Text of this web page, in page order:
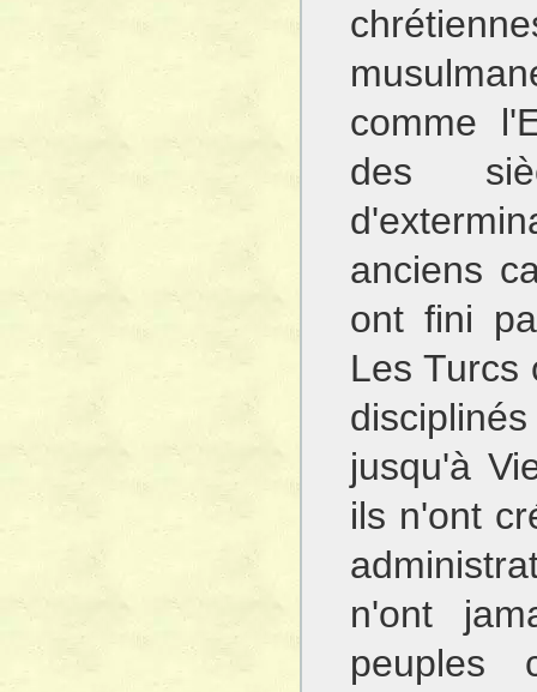
comme
des
anciens
ont fini
Les Turcs
jusqu'à
ils n'ont
n'ont
peuples